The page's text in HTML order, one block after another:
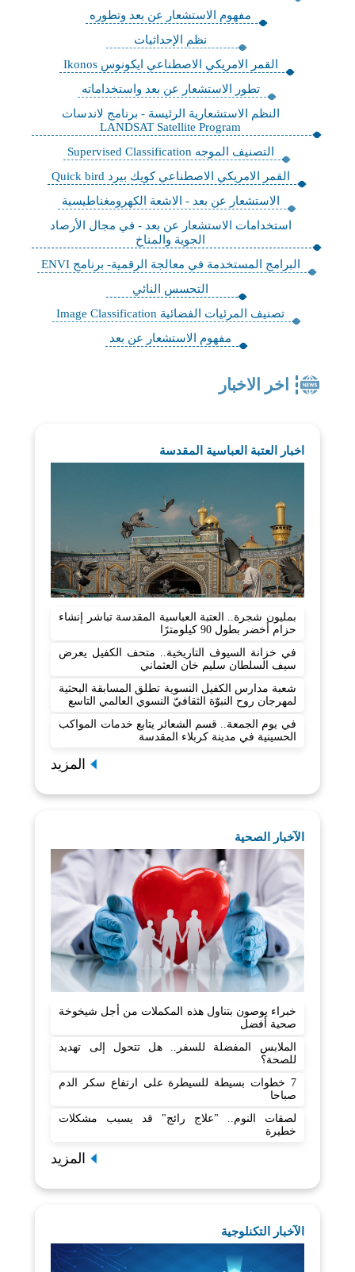
مفهوم الاستشعار عن بعد وتطوره
نظم الإحداثيات
القمر الامريكي الاصطناعي ايكونوس Ikonos
تطور الاستشعار عن بعد واستخداماته
النظم الاستشعارية الرئيسة - برنامج لاندسات
LANDSAT Satellite Program
التصنيف الموجه Supervised Classification
القمر الامريكي الاصطناعي كويك بيرد Quick bird
الاستشعار عن بعد - الاشعة الكهرومغناطيسية
استخدامات الاستشعار عن بعد - في مجال الأرصاد
الجوية والمناخ
البرامج المستخدمة في معالجة الرقمية- برنامج ENVI
التحسس النائي
تصنيف المرئيات الفضائية Image Classification
مفهوم الاستشعار عن بعد
اخر الاخبار
اخبار العتبة العباسية المقدسة
بمليون شجرة.. العتبة العباسية المقدسة تباشر إنشاء
حزام أخضر بطول 90 كيلومترًا
في خزانة السيوف التاريخية.. متحف الكفيل يعرض
سيف السلطان سليم خان العثماني
شعبة مدارس الكفيل النسوية تطلق المسابقة البحثية
لمهرجان روح النبوّة الثقافيّ النسوي العالمي التاسع
في يوم الجمعة.. قسم الشعائر يتابع خدمات المواكب
الحسينية في مدينة كربلاء المقدسة
المزيد
الآخبار الصحية
خبراء يوصون بتناول هذه المكملات من أجل شيخوخة
صحية أفضل
الملابس المفضلة للسفر.. هل تتحول إلى تهديد
للصحة؟
7 خطوات بسيطة للسيطرة على ارتفاع سكر الدم
صباحا
لصقات النوم.. "علاج رائج" قد يسبب مشكلات
خطيرة
المزيد
الآخبار التكنلوجية